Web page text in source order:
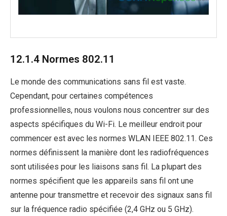
12.1.4 Normes 802.11
Le monde des communications sans fil est vaste.
Cependant, pour certaines compétences
professionnelles, nous voulons nous concentrer sur des
aspects spécifiques du Wi-Fi. Le meilleur endroit pour
commencer est avec les normes WLAN IEEE 802.11. Ces
normes définissent la manière dont les radiofréquences
sont utilisées pour les liaisons sans fil. La plupart des
normes spécifient que les appareils sans fil ont une
antenne pour transmettre et recevoir des signaux sans fil
sur la fréquence radio spécifiée (2,4 GHz ou 5 GHz).